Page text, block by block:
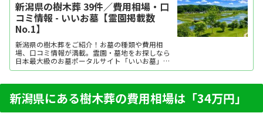
新潟県の樹木葬 39件／費用相場・口
コミ情報 - いいお墓【霊園掲載数
No.1】
新潟県の樹木葬をご紹介！お墓の種類や費用相
場、口コミ情報が満載。霊園・墓地をお探しなら
日本最大級のお墓ポータルサイト「いいお墓」に
お任せください。資料請求・見学予約・お墓の相
方など、お墓探しに役立つ情報も提供中。
新潟県にある樹木葬の費用相場は「34万円」